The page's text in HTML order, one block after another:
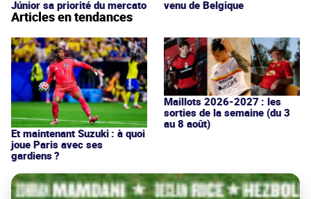
Júnior sa priorité du mercato
venu de Belgique
Articles en tendances
Et maintenant Suzuki : à quoi
joue Paris avec ses
gardiens ?
Maillots 2026-2027 : les
sorties de la semaine (du 3
au 8 août)